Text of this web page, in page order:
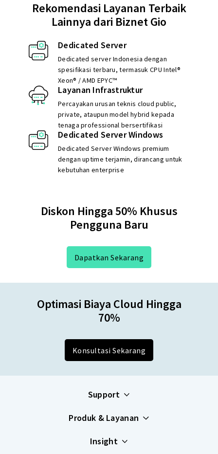
Rekomendasi Layanan Terbaik
Lainnya dari Biznet Gio
Dedicated Server
Dedicated server Indonesia dengan
spesifikasi terbaru, termasuk CPU Intel®
Xeon® / AMD EPYC™
Layanan Infrastruktur
Percayakan urusan teknis cloud public,
private, ataupun model hybrid kepada
tenaga professional bersertifikasi
Dedicated Server Windows
Dedicated Server Windows premium
dengan uptime terjamin, dirancang untuk
kebutuhan enterprise
Diskon Hingga 50% Khusus
Pengguna Baru
Dapatkan Sekarang
Optimasi Biaya Cloud Hingga
70%
Konsultasi Sekarang
Support
Produk & Layanan
Insight